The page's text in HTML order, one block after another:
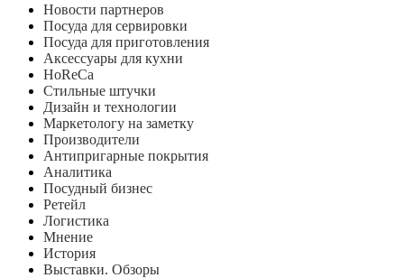
Новости партнеров
Посуда для сервировки
Посуда для приготовления
Аксессуары для кухни
HoReCa
Стильные штучки
Дизайн и технологии
Маркетологу на заметку
Производители
Антипригарные покрытия
Аналитика
Посудный бизнес
Ретейл
Логистика
Мнение
История
Выставки. Обзоры